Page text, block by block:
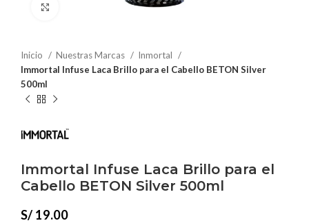
Inicio Nuestras Marcas
Inmortal
Immortal Infuse Laca Brillo para el Cabello BETON Silver
500ml
Immortal Infuse Laca Brillo para el
Cabello BETON Silver 500ml
S/ 19.00